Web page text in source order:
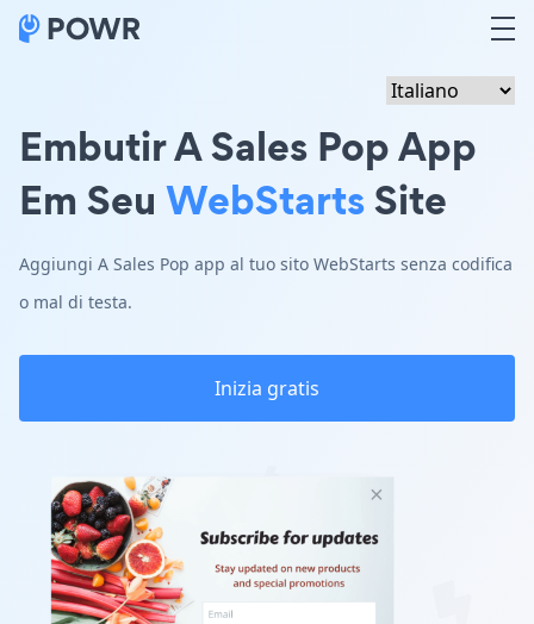
Embutir A Sales Pop App
Em Seu WebStartsSite
Aggiungi A Sales Pop app al tuo sito WebStarts senza codifica
o mal di testa.
Inizia gratis